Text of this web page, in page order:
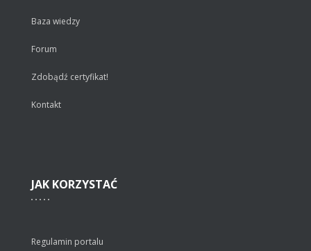
Baza wiedzy
Forum
Zdobądź certyfikat!
Kontakt
JAK KORZYSTAĆ
Regulamin portalu